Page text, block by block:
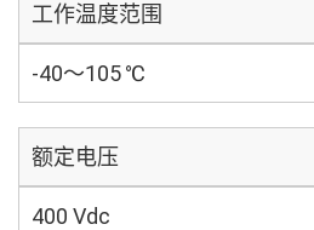
工作温度范围
-40～105 ℃
额定电压
400 Vdc